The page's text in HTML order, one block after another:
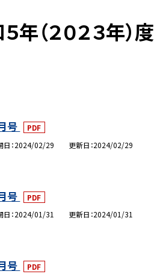
年（２０２３年）度
号
PDF
日 2024/02/29 更新日 2024/02/29
号
PDF
日 2024/01/31 更新日 2024/01/31
号
PDF